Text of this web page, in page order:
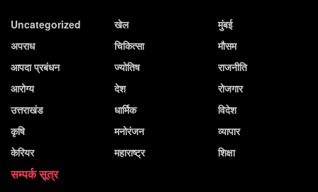
Uncategorized
अपराध
आपदा प्रबंधन
आरोग्य
उत्तराखंड
कृषि
केरियर
खेल
चिकित्सा
ज्योतिष
देश
धार्मिक
मनोरंजन
महाराष्ट्र
मुंबई
मौसम
राजनीति
रोजगार
विदेश
व्यापार
शिक्षा
सम्पर्क सूत्र